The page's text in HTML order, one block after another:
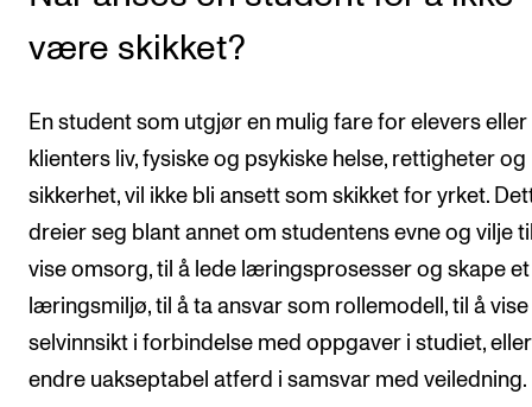
Etter noter nyhetsbrev
KONTAKTER
Kontaktpunkt
Studentutvalet SUT
Biblioteket
være skikket?
En student som utgjør en mulig fare for elevers eller
klienters liv, fysiske og psykiske helse, rettigheter og
sikkerhet, vil ikke bli ansett som skikket for yrket.
dreier seg blant annet om studentens evne og vilje
vise omsorg, til å lede læringsprosesser og skape
læringsmiljø, til å ta ansvar som rollemodell, til å vise
selvinnsikt i forbindelse med oppgaver i studiet,
endre uakseptabel atferd i samsvar med veiledning.